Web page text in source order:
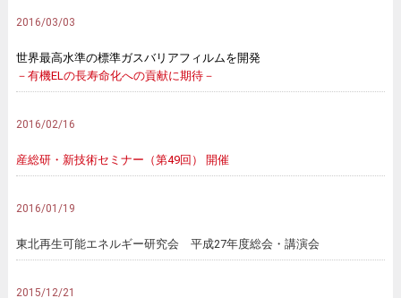
2016/03/03
世界最高水準の標準ガスバリアフィルムを開発
－有機ELの長寿命化への貢献に期待－
2016/02/16
産総研・新技術セミナー（第49回） 開催
2016/01/19
東北再生可能エネルギー研究会 平成27年度総会・講演会
2015/12/21